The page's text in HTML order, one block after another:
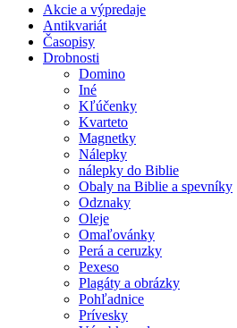
Akcie a výpredaje
Antikvariát
Časopisy
Drobnosti
Domino
Iné
Kľúčenky
Kvarteto
Magnetky
Nálepky
nálepky do Biblie
Obaly na Biblie a spevníky
Odznaky
Oleje
Omaľovánky
Perá a ceruzky
Pexeso
Plagáty a obrázky
Pohľadnice
Prívesky